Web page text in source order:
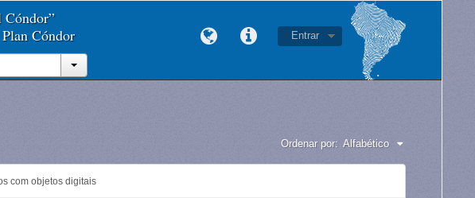
Cóndor”
Cóndor
Entrar
Ordenar por: Alfabético
com objetos digitais